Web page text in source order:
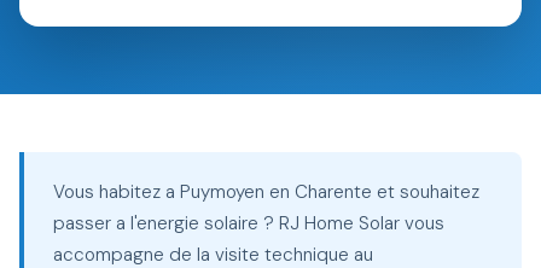
Vous habitez a Puymoyen en Charente et souhaitez
passer a l'energie solaire ? RJ Home Solar vous
accompagne de la visite technique au